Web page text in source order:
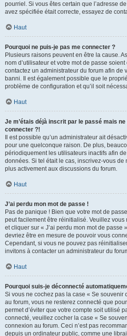
pourriel. Si vous êtes certain que l’adresse
avez spécifiée était correcte, essayez de
Haut
Pourquoi ne puis-je pas me connecter ?
Plusieurs raisons peuvent en être la cause.
nom d’utilisateur et votre mot de passe
contactez un administrateur du forum afin de
banni. Il est également possible que le
problème de configuration et qu’il soit
Haut
Je m’étais déjà inscrit par le passé mais
connecter ?!
Il est possible qu’un administrateur ait
pour une quelconque raison. De plus,
périodiquement les utilisateurs inactifs afin
données. Si tel était le cas, inscrivez-vous
plus activement aux discussions du forum.
Haut
J’ai perdu mon mot de passe !
Pas de panique ! Bien que votre mot de
peut facilement être réinitialisé. Veuillez
et cliquer sur « J’ai perdu mon mot de passe
devriez être en mesure de pouvoir vous
Cependant, si vous ne pouvez pas
invitons à contacter un administrateur du
Haut
Pourquoi suis-je déconnecté
Si vous ne cochez pas la case « Se souvenir
au forum, vous ne resterez connecté que
permet d’éviter que votre compte soit utilisé
connecté, veuillez cocher la case « Se
connexion au forum. Ceci n’est pas
depuis un ordinateur public, comme une